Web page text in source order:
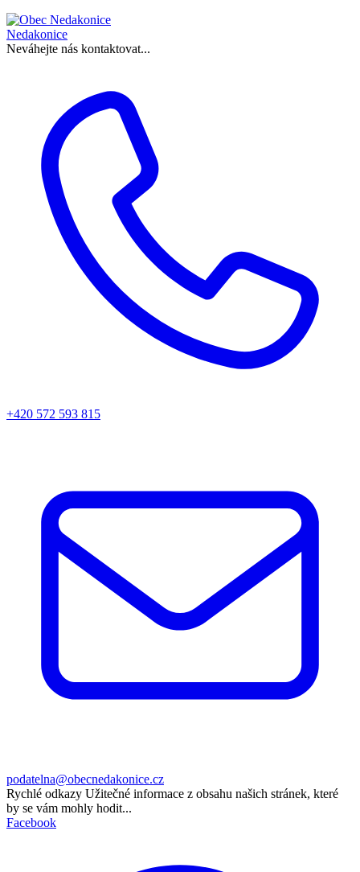
Nedakonice
Neváhejte nás kontaktovat...
+420 572 593 815
podatelna@obecnedakonice.cz
Rychlé odkazy Užitečné informace z obsahu našich stránek, které
by se vám mohly hodit...
Facebook